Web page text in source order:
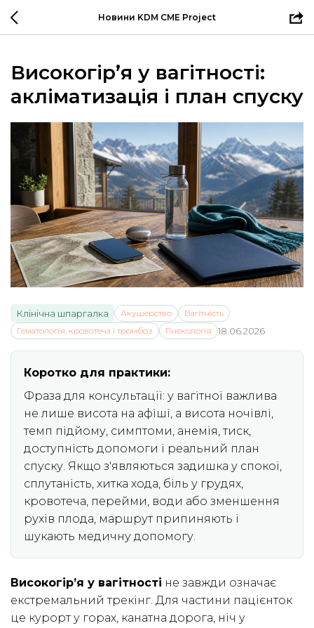
Новини KDM CME Project
Високогір’я у вагітності:
акліматизація і план спуску
Клінічна шпаргалка Акушерство
Вагітність
Гематологія, кровотеча і тромбоз
Гінекологія 18.06.2026
Коротко для практики:
Фраза для консультації: у вагітної важлива
не лише висота на афіші, а висота ночівлі,
темп підйому, симптоми, анемія, тиск,
доступність допомоги і реальний план
спуску. Якщо з'являються задишка у спокої,
сплутаність, хитка хода, біль у грудях,
кровотеча, перейми, води або зменшення
рухів плода, маршрут припиняють і
шукають медичну допомогу.
Високогір’я у вагітності не завжди означає
екстремальний трекінг. Для частини пацієнток
це курорт у горах, канатна дорога, ніч у